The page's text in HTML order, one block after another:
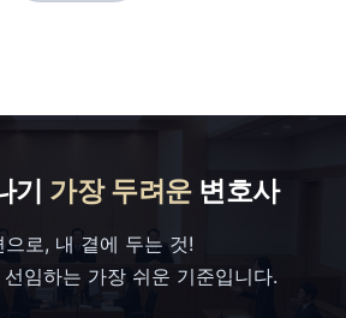
기 가장 두려운변호사
으로, 내 곁에 두는 것!
임하는 가장 쉬운 기준입니다.